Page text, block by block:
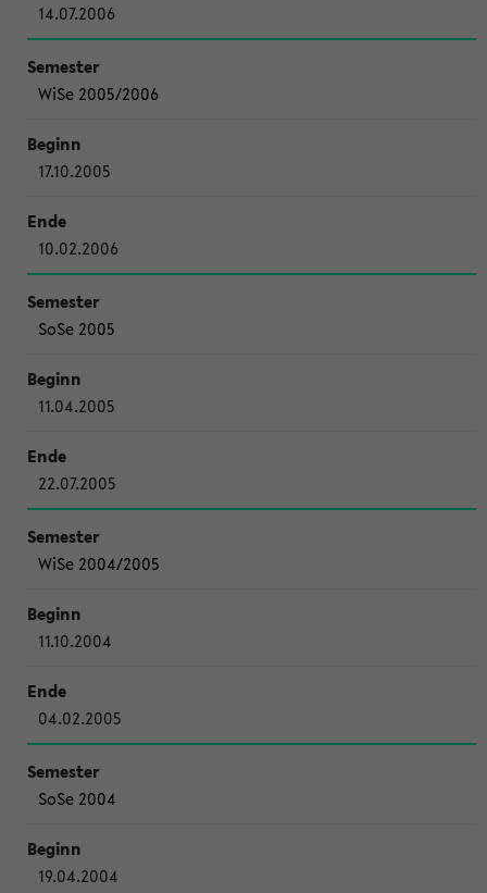
14.07.2006
WiSe 2005/2006
17.10.2005
10.02.2006
SoSe 2005
11.04.2005
22.07.2005
WiSe 2004/2005
11.10.2004
04.02.2005
SoSe 2004
19.04.2004